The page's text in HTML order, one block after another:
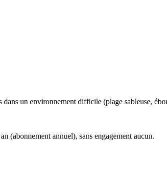
un environnement difficile (plage sableuse,
(abonnement annuel), sans engagement aucun.